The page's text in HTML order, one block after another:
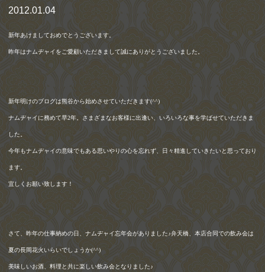
2012.01.04
新年あけましておめでとうございます。
昨年はナムヂャイをご愛顧いただきまして誠にありがとうございました。
新年明けのブログは熊谷から始めさせていただきます(^^)
ナムヂャイに務めて早2年。さまざまなお客様に出逢い、いろいろな事を学ばせていただきま
した。
今年もナムヂャイの意味でもある思いやりの心を忘れず、日々精進していきたいと思っており
ます。
宜しくお願い致します！
さて、昨年の仕事納めの日、ナムヂャイ忘年会がありました♪弁天橋、本店合同での飲み会は
夏の長岡花火いらいでしょうか(^^)
美味しいお酒、料理と共に楽しい飲み会となりました♪